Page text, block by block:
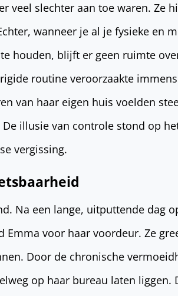
veel slechter aan toe waren. Ze
wanneer je al je fysieke en
houden, blijft er geen ruimte
routine veroorzaakte
van haar eigen huis voelden
illusie van controle stond op
vergissing.
Na een lange, uitputtende dag
voor haar voordeur. Ze
Door de chronische
op haar bureau laten liggen.